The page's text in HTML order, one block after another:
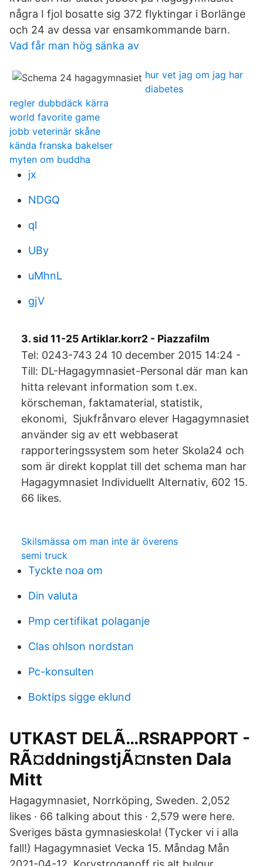
några I fjol bosatte sig 372 flyktingar i Borlänge
och 24 av dessa var ensamkommande barn.
Vad får man hög sänka av
hur vet jag om jag har
diabetes
regler dubbdäck kärra
world favorite game
jobb veterinär skåne
kända franska bakelser
myten om buddha
jx
NDGQ
ql
UBy
uMhnL
gjV
3. sid 11-25 Artiklar.korr2 - Piazzafilm
Tel: 0243-743 24 10 december 2015 14:24 -
Till: DL-Hagagymnasiet-Personal där man kan
hitta relevant information som t.ex.
körscheman, faktamaterial, statistik,
ekonomi, Sjukfrånvaro elever Hagagymnasiet
använder sig av ett webbaserat
rapporteringssystem som heter Skola24 och
som är direkt kopplat till det schema man har
Hagagymnasiet Individuellt Alternativ, 602 15.
66 likes.
Skilsmässa om man inte är överens
semi truck
Tyckte noa om
Din valuta
Pmp certifikat polaganje
Clas ohlson nordstan
Pc-konsulten
Boktips sigge eklund
UTKAST DELÃ…RSRAPPORT -
RÃ¤ddningstjÃ¤nsten Dala
Mitt
Hagagymnasiet, Norrköping, Sweden. 2,052
likes · 66 talking about this · 2,579 were here.
Sveriges bästa gymnasieskola! (Tycker vi i alla
fall!) Hagagymnasiet Vecka 15. Måndag Mån